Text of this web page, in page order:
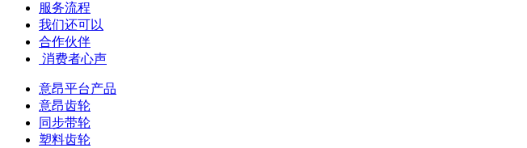
服务流程
我们还可以
合作伙伴
​ 消费者心声
意昂平台产品
意昂齿轮
同步带轮
塑料齿轮